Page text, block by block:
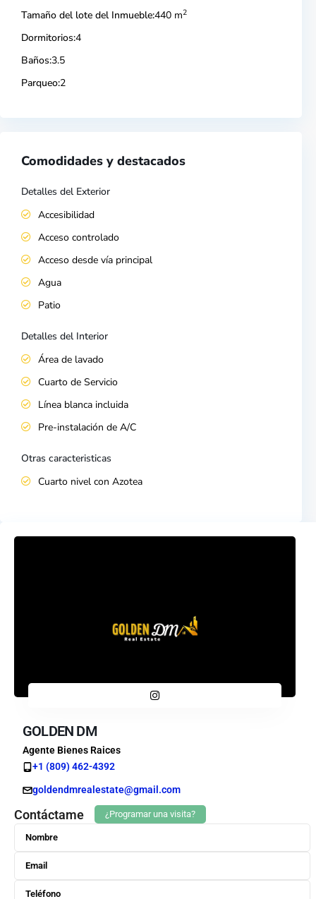
Tamaño del lote del Inmueble:440 m2
Dormitorios:4
Baños:3.5
Parqueo:2
Comodidades y destacados
Detalles del Exterior
Accesibilidad
Acceso controlado
Acceso desde vía principal
Agua
Patio
Detalles del Interior
Área de lavado
Cuarto de Servicio
Línea blanca incluida
Pre-instalación de A/C
Otras caracteristicas
Cuarto nivel con Azotea
GOLDEN DM
Agente Bienes Raices
+1 (809) 462-4392
goldendmrealestate@gmail.com
Contáctame ¿Programar una visita?